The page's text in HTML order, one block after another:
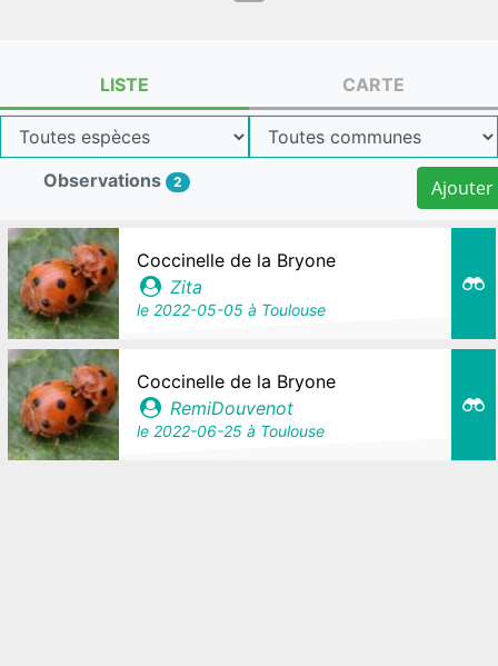
LISTE CARTE
Observations 2 Ajouter
Coccinelle de la Bryone
Zita
le 2022-05-05 à Toulouse
Coccinelle de la Bryone
RemiDouvenot
le 2022-06-25 à Toulouse